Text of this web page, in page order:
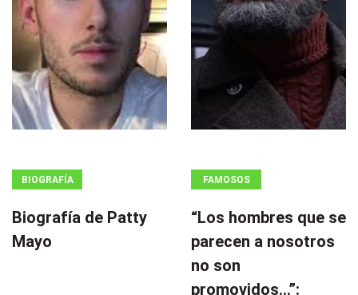
BIOGRAFÍA
Biografía de Patty
Mayo
FAMOSOS
“Los hombres que se
parecen a nosotros
no son
promovidos…”: